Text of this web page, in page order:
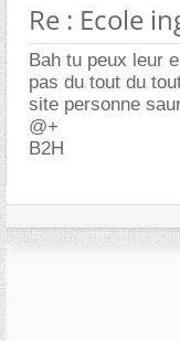
Re : Ecole
Bah tu peux leur
pas du tout du
site personne
@+
B2H